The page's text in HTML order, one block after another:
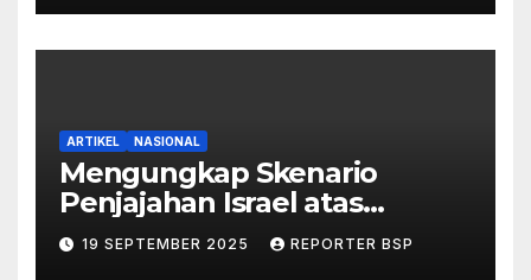
ARTIKEL NASIONAL
Mengungkap Skenario
Penjajahan Israel atas
Palestina dalam Buku Ilan
Pappé
19 SEPTEMBER 2025 REPORTER BSP